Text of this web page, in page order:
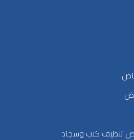
تنظيف كنب وسجاد